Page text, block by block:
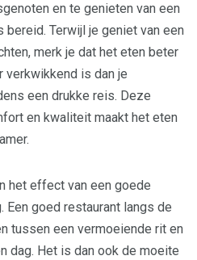
en te genieten van een
bereid. Terwijl je geniet van een
merk je dat het eten beter
verkwikkend is dan je
een drukke reis. Deze
en kwaliteit maakt het eten
het effect van een goede
Een goed restaurant langs de
tussen een vermoeiende rit en
dag. Het is dan ook de moeite